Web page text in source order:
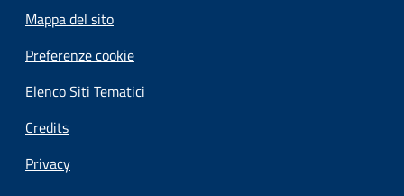
Mappa del sito
Preferenze cookie
Elenco Siti Tematici
Credits
Privacy